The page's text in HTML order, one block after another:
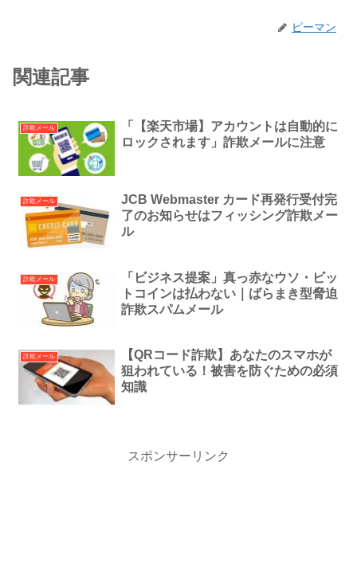
ピーマン
関連記事
詐欺メール
「【楽天市場】アカウントは自動的に
ロックされます」詐欺メールに注意
詐欺メール
JCB Webmaster カード再発行受付完
了のお知らせはフィッシング詐欺メー
ル
詐欺メール
「ビジネス提案」真っ赤なウソ・ビッ
トコインは払わない｜ばらまき型脅迫
詐欺スパムメール
詐欺メール
【QRコード詐欺】あなたのスマホが
狙われている！被害を防ぐための必須
知識
スポンサーリンク